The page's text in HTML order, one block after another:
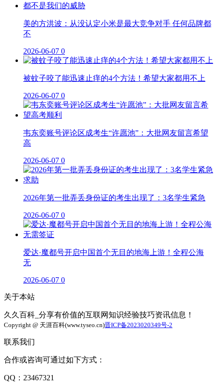
美的方洪波：从没认定小米是最大竞争对手 任何品牌都
不
2026-06-07 0
被蚊子咬了能迅速止痒的4个方法！希望大家都用不上
2026-06-07 0
韦东奕账号评论区成考生“许愿池”：大批网友留言希望
高
2026-06-07 0
2026年第一批弄丢身份证的考生出现了：3名学生紧急
2026-06-07 0
爱达·魔都号开启中国首个无目的地海上游！全程公海
无
2026-06-07 0
关于本站
久久百科_分享有价值的互联网知识经验技巧资讯信息！
Copyright @ 天涯百科(www.tyseo.cn)晋ICP备2023020349号-2
联系我们
合作或咨询可通过如下方式：
QQ：23467321